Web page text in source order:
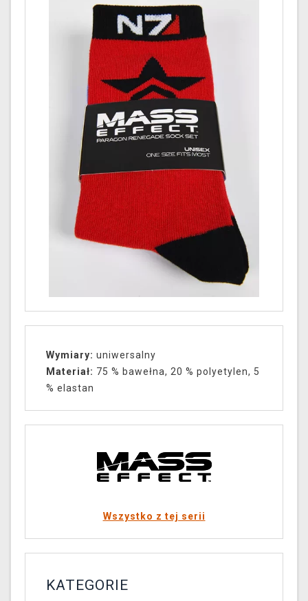
Wymiary: uniwersalny
Materiał: 75 % bawełna, 20 % polyetylen, 5
% elastan
Wszystko z tej serii
KATEGORIE